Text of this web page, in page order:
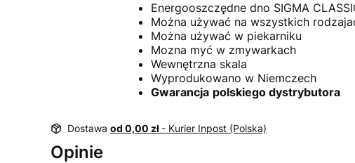
Energooszczędne dno SIGMA
Można używać na wszystkich
Można używać w piekarniku
Mozna myć w zmywarkach
Wewnętrzna skala
Wyprodukowano w Niemczech
Gwarancja polskiego dystrybutora
Dostawa od 0,00 zł - Kurier Inpost (Polska)
Opinie